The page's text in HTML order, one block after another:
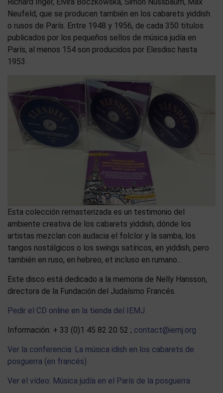
Neufeld, que se producen también en los cabarets yiddish
o rusos de París. Entre 1948 y 1956, de cada 350 titulos
publicados por los pequeños sellos de música judía en
París, al menos 154 son producidos por Elesdisc hasta
1953.
Esta colección remasterizada es un testimonio del
ambiente creativa de los cabarets yiddish, dónde los
artistas mezclan con audacia el folclor y la samba, los
tangos nostálgicos o los swings satíricos, en yiddish, pero
también en ruso, en hebreo, et incluso en rumano…
Este disco está dedicado a la memoria de Nelly Hansson,
directora de la Fundación del Judaísmo Francés.
Pedir el CD online en la tienda del IEMJ
Información: + 33 (0)1 45 82 20 52 ; contact@iemj.org
Ver la conferencia: La música idish en los cabarets de
posguerra (en francés)
Ver el vídeo: Música judía en el París de la posguerra